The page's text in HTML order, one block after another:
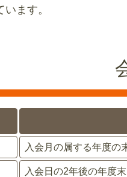
ます。
入会月の属する年度の
入会日の2年後の年度